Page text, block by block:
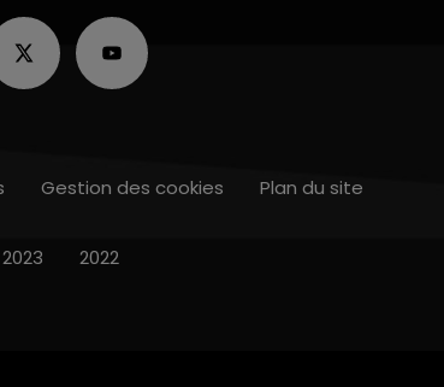
Gestion des cookies Plan du site
2023 2022